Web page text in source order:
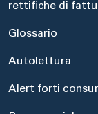
rettifiche di
Glossario
Autolettura
Alert forti